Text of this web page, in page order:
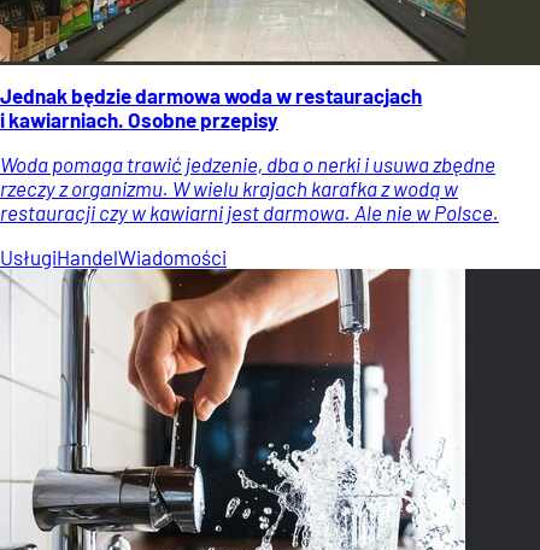
Jednak będzie darmowa woda w restauracjach
i kawiarniach. Osobne przepisy
Woda pomaga trawić jedzenie, dba o nerki i usuwa zbędne
rzeczy z organizmu. W wielu krajach karafka z wodą w
restauracji czy w kawiarni jest darmowa. Ale nie w Polsce.
UsługiHandelWiadomości